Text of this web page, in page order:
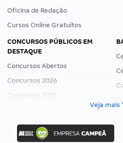
Oficina de Redação
Cursos Online Gratuitos
CONCURSOS PÚBLICOS EM
DESTAQUE
Concursos Abertos
Concursos 2026
Concursos 2025
Concurso Nacional Unificado
Concurso Ibama
Concurso MPU
Veja mais